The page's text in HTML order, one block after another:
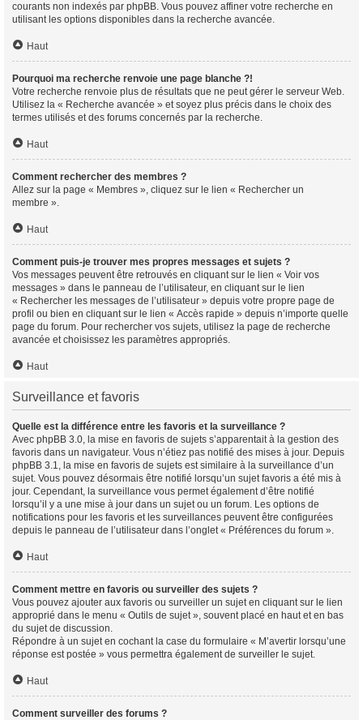
courants non indexés par phpBB. Vous pouvez affiner votre recherche en
utilisant les options disponibles dans la recherche avancée.
Haut
Pourquoi ma recherche renvoie une page blanche ?!
Votre recherche renvoie plus de résultats que ne peut gérer le serveur Web.
Utilisez la « Recherche avancée » et soyez plus précis dans le choix des
termes utilisés et des forums concernés par la recherche.
Haut
Comment rechercher des membres ?
Allez sur la page « Membres », cliquez sur le lien « Rechercher un
membre ».
Haut
Comment puis-je trouver mes propres messages et sujets ?
Vos messages peuvent être retrouvés en cliquant sur le lien « Voir vos
messages » dans le panneau de l’utilisateur, en cliquant sur le lien
« Rechercher les messages de l’utilisateur » depuis votre propre page de
profil ou bien en cliquant sur le lien « Accès rapide » depuis n’importe quelle
page du forum. Pour rechercher vos sujets, utilisez la page de recherche
avancée et choisissez les paramètres appropriés.
Haut
Surveillance et favoris
Quelle est la différence entre les favoris et la surveillance ?
Avec phpBB 3.0, la mise en favoris de sujets s’apparentait à la gestion des
favoris dans un navigateur. Vous n’étiez pas notifié des mises à jour. Depuis
phpBB 3.1, la mise en favoris de sujets est similaire à la surveillance d’un
sujet. Vous pouvez désormais être notifié lorsqu’un sujet favoris a été mis à
jour. Cependant, la surveillance vous permet également d’être notifié
lorsqu’il y a une mise à jour dans un sujet ou un forum. Les options de
notifications pour les favoris et les surveillances peuvent être configurées
depuis le panneau de l’utilisateur dans l’onglet « Préférences du forum ».
Haut
Comment mettre en favoris ou surveiller des sujets ?
Vous pouvez ajouter aux favoris ou surveiller un sujet en cliquant sur le lien
approprié dans le menu « Outils de sujet », souvent placé en haut et en bas
du sujet de discussion.
Répondre à un sujet en cochant la case du formulaire « M’avertir lorsqu’une
réponse est postée » vous permettra également de surveiller le sujet.
Haut
Comment surveiller des forums ?